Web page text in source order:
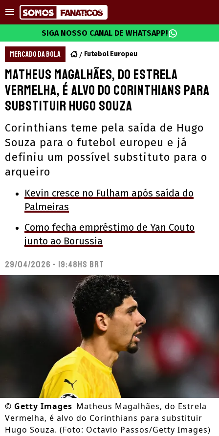
SIGA NOSSO CANAL DE WHATSAPP!
MERCADO DA BOLA Futebol Europeu
Matheus Magalhães, do Estrela
Vermelha, é alvo do Corinthians para
substituir Hugo Souza
Corinthians teme pela saída de Hugo
Souza para o futebol europeu e já
definiu um possível substituto para o
arqueiro
Kevin cresce no Fulham após saída do
Palmeiras
Como fecha empréstimo de Yan Couto
junto ao Borussia
29/04/2026 - 19:48hs BRT
© Getty Images Matheus Magalhães, do Estrela
Vermelha, é alvo do Corinthians para substituir
Hugo Souza. (Foto: Octavio Passos/Getty Images)